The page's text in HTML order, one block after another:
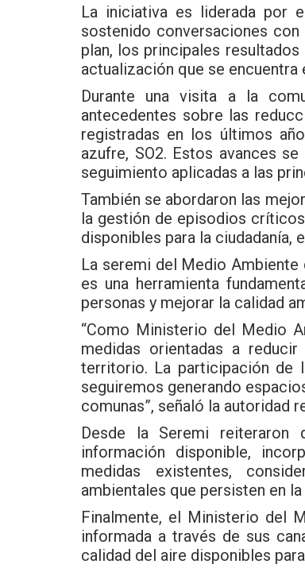
La iniciativa es liderada por
sostenido conversaciones
plan, los principales
actualización que se encuentra
Durante una visita a la
antecedentes sobre las
registradas en los últimos
azufre, SO2. Estos avances
seguimiento aplicadas a las
También se abordaron las
la gestión de episodios
disponibles para la ciudadanía,
La seremi del Medio Ambiente
es una herramienta
personas y mejorar la calidad
“Como Ministerio del Medio
medidas orientadas a
territorio. La participación de
seguiremos generando
comunas”, señaló la autoridad
Desde la Seremi reiteraron
información disponible,
medidas existentes,
ambientales que persisten en la
Finalmente, el Ministerio del
informada a través de sus
calidad del aire disponibles